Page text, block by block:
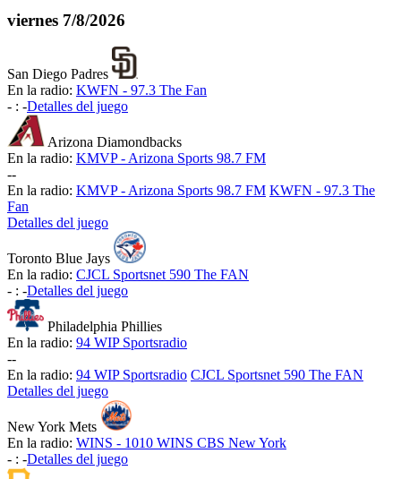
viernes 7/8/2026
San Diego Padres
En la radio: KWFN - 97.3 The Fan
- : -Detalles del juego
Arizona Diamondbacks
En la radio: KMVP - Arizona Sports 98.7 FM
--
En la radio: KMVP - Arizona Sports 98.7 FM KWFN - 97.3 The
Fan
Detalles del juego
Toronto Blue Jays
En la radio: CJCL Sportsnet 590 The FAN
- : -Detalles del juego
Philadelphia Phillies
En la radio: 94 WIP Sportsradio
--
En la radio: 94 WIP Sportsradio CJCL Sportsnet 590 The FAN
Detalles del juego
New York Mets
En la radio: WINS - 1010 WINS CBS New York
- : -Detalles del juego